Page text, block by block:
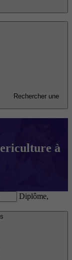
Rechercher une
à
Diplôme,